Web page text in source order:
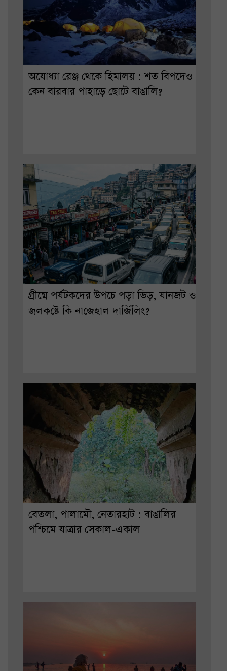
অযোধ্যা রেঞ্জ থেকে হিমালয় : শত বিপদেও
কেন বারবার পাহাড়ে ছোটে বাঙালি?
গ্রীষ্মে পর্যটকদের উপচে পড়া ভিড়, যানজট ও
জলকষ্টে কি নাজেহাল দার্জিলিং?
বেতলা, পালামৌ, নেতারহাট : বাঙালির
পশ্চিমে যাত্রার সেকাল-একাল